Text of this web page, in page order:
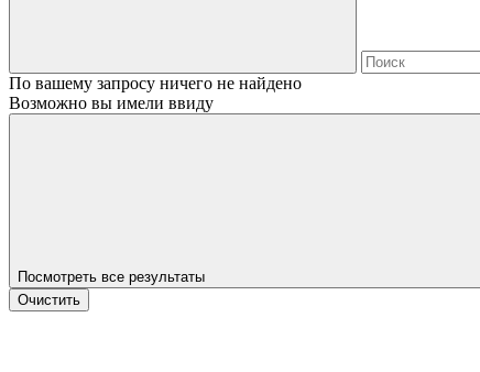
По вашему запросу ничего не найдено
Возможно вы имели ввиду
Посмотреть все результаты
Очистить